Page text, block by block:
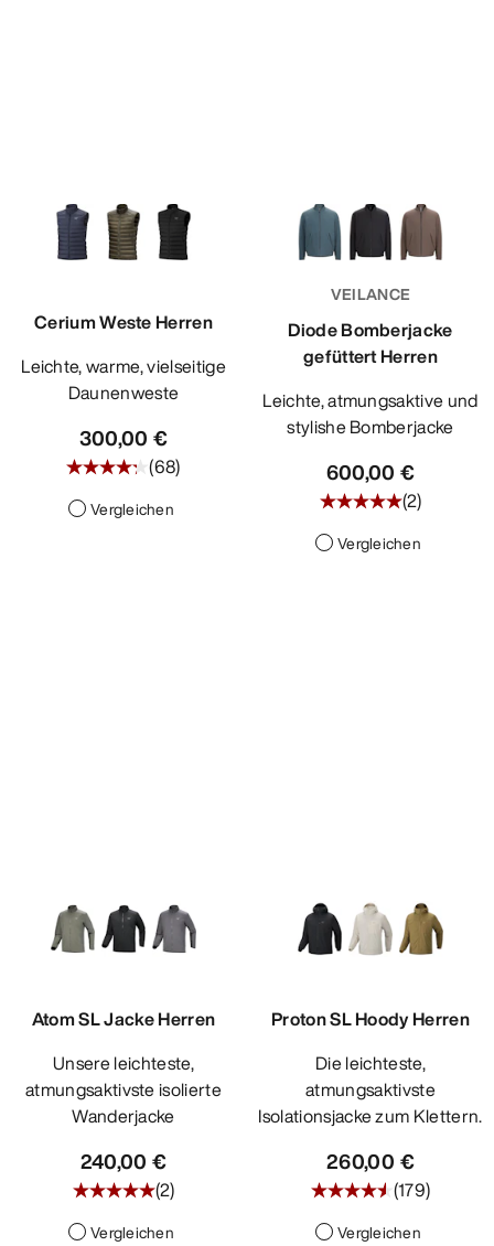
Cerium Weste Herren
Leichte, warme, vielseitige
Daunenweste
300,00 €
(68)
Vergleichen
VEILANCE
Diode Bomberjacke
gefüttert Herren
Leichte, atmungsaktive und
stylishe Bomberjacke
600,00 €
(2)
Vergleichen
Atom SL Jacke Herren
Unsere leichteste,
atmungsaktivste isolierte
Wanderjacke
240,00 €
(2)
Vergleichen
Proton SL Hoody Herren
Die leichteste,
atmungsaktivste
Isolationsjacke zum Klettern.
260,00 €
(179)
Vergleichen